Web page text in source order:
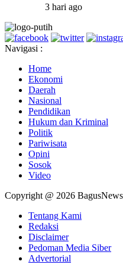
3 hari ago
Navigasi :
Home
Ekonomi
Daerah
Nasional
Pendidikan
Hukum dan Kriminal
Politik
Pariwisata
Opini
Sosok
Video
Copyright @ 2026
Tentang Kami
Redaksi
Disclaimer
Pedoman Media Siber
Advertorial